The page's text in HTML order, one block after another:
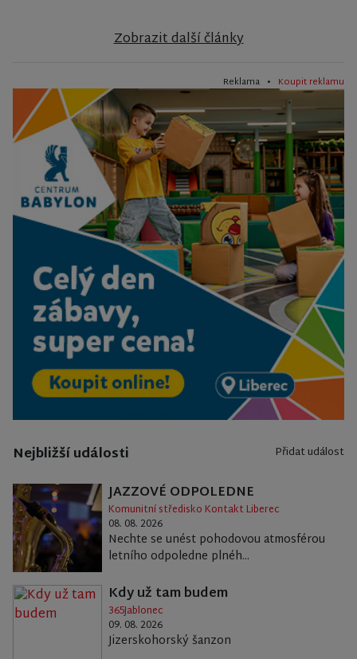
Zobrazit další články
Reklama • Koupit reklamu
Nejbližší události Přidat událost
JAZZOVÉ ODPOLEDNE
Komunitní středisko Kontakt Liberec
08. 08. 2026
Nechte se unést pohodovou atmosférou
letního odpoledne plnéh...
Kdy už tam budem
365Jablonec
09. 08. 2026
Jizerskohorský šanzon